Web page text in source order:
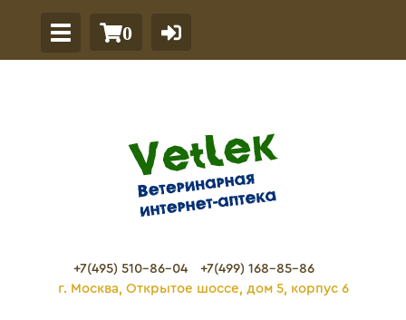
0
+7(495) 510-86-04
+7(499) 168-85-86
г. Москва, Открытое шоссе, дом 5, корпус 6